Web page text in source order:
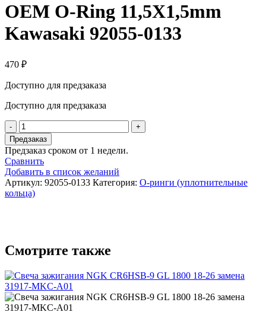
OEM O-Ring 11,5X1,5mm
Kawasaki 92055-0133
470 ₽
Доступно для предзаказа
Доступно для предзаказа
Количество
товара
OEM
O-
Ring
11,5X1,5mm
Kawasaki
92055-
Предзаказ
Предзаказ сроком от 1 недели.
Сравнить
Добавить в список желаний
Артикул: 92055-0133 Категория: O‑ринги (уплотнительные
кольца)
Смотрите также